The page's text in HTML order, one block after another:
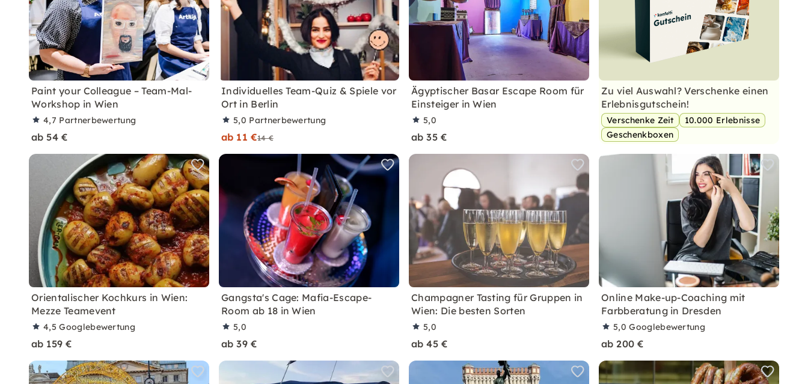
Paint your Colleague – Team-Mal-
Workshop in Wien
4,7 Partnerbewertung
ab 54 €
Individuelles Team-Quiz & Spiele vor
Ort in Berlin
5,0 Partnerbewertung
ab 11 €14 €
Ägyptischer Basar Escape Room für
Einsteiger in Wien
5,0
ab 35 €
Zu viel Auswahl? Verschenke einen
Erlebnisgutschein!
Verschenke Zeit
10.000 Erlebnisse
Geschenkboxen
Orientalischer Kochkurs in Wien:
Mezze Teamevent
4,5Googlebewertung
ab 159 €
Gangsta's Cage: Mafia-Escape-
Room ab 18 in Wien
5,0
ab 39 €
Champagner Tasting für Gruppen in
Wien: Die besten Sorten
5,0
ab 45 €
Online Make-up-Coaching mit
Farbberatung in Dresden
5,0Googlebewertung
ab 200 €